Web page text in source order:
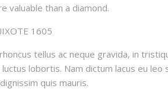
valuable than a diamond.
1605
tellus ac neque gravida, in
luctus lobortis. Nam dictum lacus eu
quis mauris.